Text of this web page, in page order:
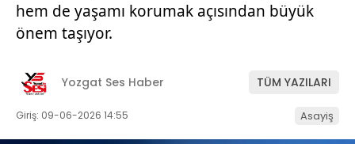
hem de yaşamı korumak açısından büyük
önem taşıyor.
Yozgat Ses Haber TÜM YAZILARI
Giriş: 09-06-2026 14:55 Asayiş